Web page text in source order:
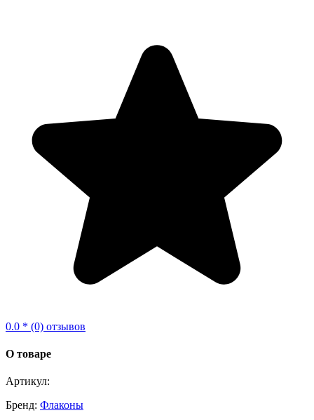
0.0 * (0) отзывов
О товаре
Артикул:
Бренд: Флаконы